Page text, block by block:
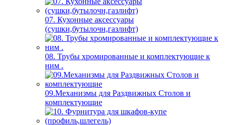
07. Кухонные аксессуары
(сушки,бутылочн,газлифт)
08. Трубы хромированные и комплектующие к
ним .
09.Механизмы для Раздвижных Столов и
комплектующие